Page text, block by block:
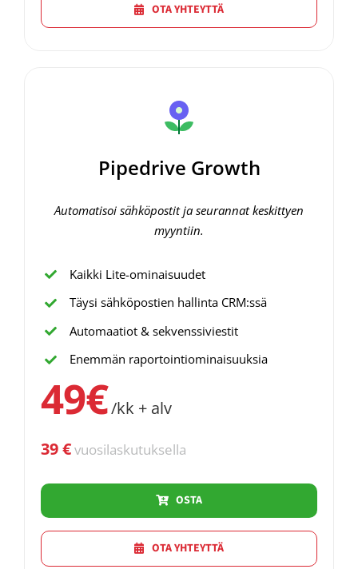
OTA YHTEYTTÄ
Pipedrive Growth
Automatisoi sähköpostit ja seurannat keskittyen
myyntiin.
Kaikki Lite-ominaisuudet
Täysi sähköpostien hallinta CRM:ssä
Automaatiot & sekvenssiviestit
Enemmän raportointiominaisuuksia
49€/kk + alv
39 €vuosilaskutuksella
OSTA
OTA YHTEYTTÄ